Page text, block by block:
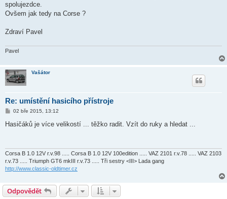
e
k
spolujezdce.
Ovšem jak tedy na Corse ?
Zdraví Pavel
Pavel
Vašátor
Re: umístění hasicího přístroje
P
í
e
k
02 bře 2015, 13:12
Hasičáků je více velikostí ... těžko radit. Vzít do ruky a hledat ...
Corsa B 1.0 12V r.v.98 ..... Corsa B 1.0 12V 100edition ..... VAZ 2101 r.v.78 ..... VAZ 2103
r.v.73 ..... Triumph GT6 mkIII r.v.73 ..... Tři sestry <III> Lada gang
http://www.classic-oldtimer.cz
Odpovědět